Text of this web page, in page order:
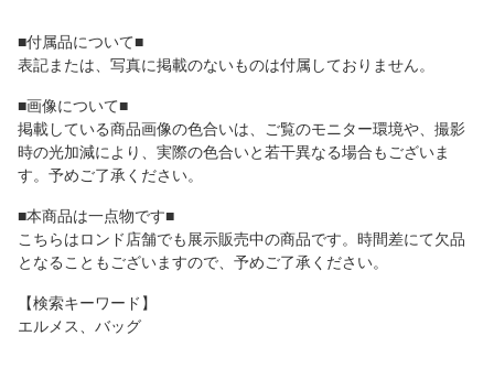
■付属品について■
表記または、写真に掲載のないものは付属しておりません。
■画像について■
掲載している商品画像の色合いは、ご覧のモニター環境や、撮影
時の光加減により、実際の色合いと若干異なる場合もございま
す。予めご了承ください。
■本商品は一点物です■
こちらはロンド店舗でも展示販売中の商品です。時間差にて欠品
となることもございますので、予めご了承ください。
【検索キーワード】
エルメス、バッグ